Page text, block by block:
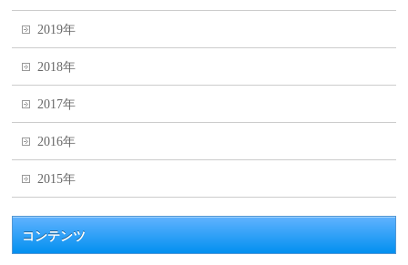
2019年
2018年
2017年
2016年
2015年
コンテンツ